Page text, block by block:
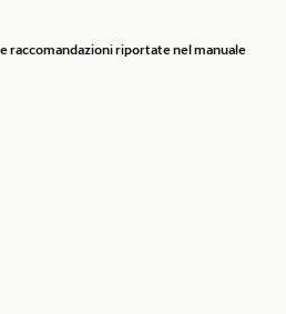
raccomandazioni riportate nel manuale